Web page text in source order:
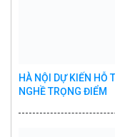
HÀ NỘI DỰ KIẾN HỖ
NGHỀ TRỌNG ĐIỂM